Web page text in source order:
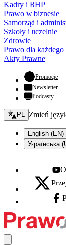
Kadry i BHP
Prawo w biznesie
Samorząd i
Szkoły i uczelnie
Zdrowie
Prawo dla każdego
Akty Prawne
Promocje-
Newsletter
Podcasty
Zmień język -
PL Zmień
English (EN)
Українська
X - otwiera